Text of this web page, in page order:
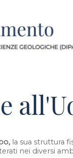
la sua struttura
nei diversi